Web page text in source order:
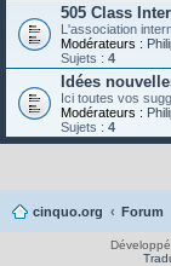
505 Class
L'association
Modérateurs :
Sujets : 4
Idées
Ici toutes vos
Modérateurs :
Sujets : 4
cinquo.org Forum